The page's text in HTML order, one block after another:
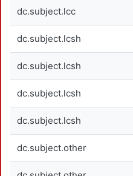
dc.subject.lcc
dc.subject.lcsh
dc.subject.lcsh
dc.subject.lcsh
dc.subject.lcsh
dc.subject.other